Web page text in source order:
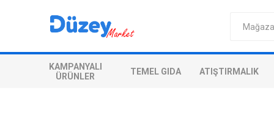
KAMPANYALI
ÜRÜNLER
TEMEL GIDA ATIŞTIRMALIK